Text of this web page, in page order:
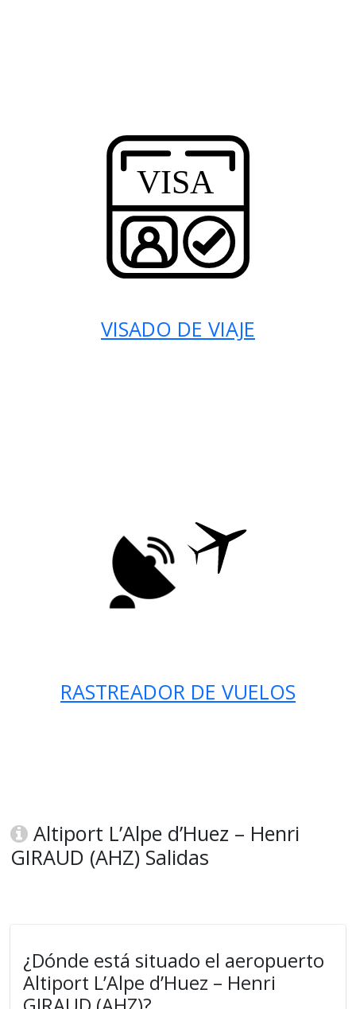
VISADO DE VIAJE
RASTREADOR DE VUELOS
Altiport L’Alpe d’Huez – Henri
GIRAUD (AHZ) Salidas
¿Dónde está situado el aeropuerto
Altiport L’Alpe d’Huez – Henri